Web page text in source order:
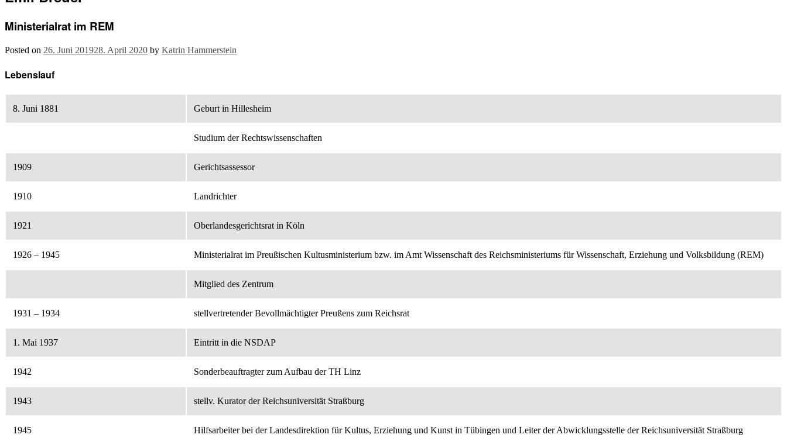
Ministerialrat im REM
Posted on 26. Juni 201928. April 2020 by Katrin Hammerstein
Lebenslauf
8. Juni 1881 Geburt in Hillesheim
Studium der Rechtswissenschaften
1909 Gerichtsassessor
1910 Landrichter
1921 Oberlandesgerichtsrat in Köln
1926 – 1945 Ministerialrat im Preußischen Kultusministerium bzw. im Amt Wissenschaft des Reichsministeriums für Wissenschaft, Erziehung und Volksbildung (REM)
Mitglied des Zentrum
1931 – 1934 stellvertretender Bevollmächtigter Preußens zum Reichsrat
1. Mai 1937 Eintritt in die NSDAP
1942 Sonderbeauftragter zum Aufbau der TH Linz
1943 stellv. Kurator der Reichsuniversität Straßburg
1945 Hilfsarbeiter bei der Landesdirektion für Kultus, Erziehung und Kunst in Tübingen und Leiter der Abwicklungsstelle der Reichsuniversität Straßburg